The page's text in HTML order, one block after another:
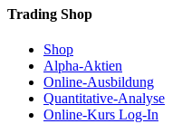
Trading Shop
Shop
Alpha-Aktien
Online-Ausbildung
Quantitative-Analyse
Online-Kurs Log-In